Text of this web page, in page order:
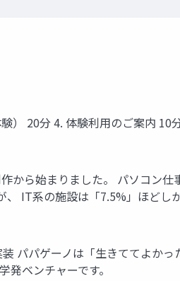
） 20分 4. 体験利用のご案内 10
から始まりました。 パソコン仕
IT系の施設は「7.5%」ほどし
パパゲーノは「生きててよかっ
ベンチャーです。